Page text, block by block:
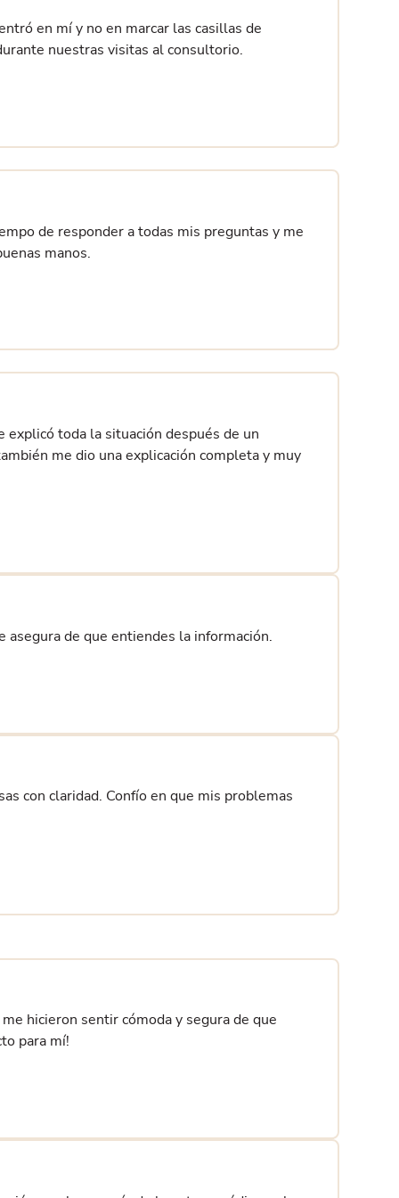
en mí y no en marcar las casillas de
nuestras visitas al consultorio.
de responder a todas mis preguntas y me
manos.
explicó toda la situación después de un
me dio una explicación completa y muy
asegura de que entiendes la información.
con claridad. Confío en que mis problemas
hicieron sentir cómoda y segura de que
para mí!